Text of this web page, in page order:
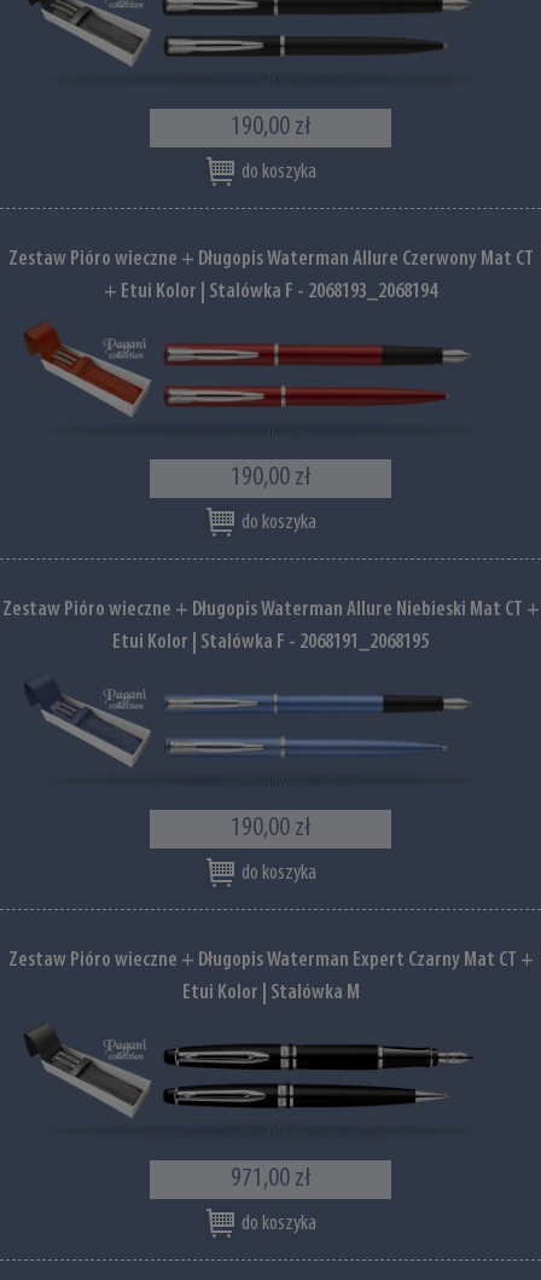
190,00 zł
do koszyka
Zestaw Pióro wieczne + Długopis Waterman Allure Czerwony Mat CT
+ Etui Kolor | Stalówka F - 2068193_2068194
190,00 zł
do koszyka
Zestaw Pióro wieczne + Długopis Waterman Allure Niebieski Mat CT +
Etui Kolor | Stalówka F - 2068191_2068195
190,00 zł
do koszyka
Zestaw Pióro wieczne + Długopis Waterman Expert Czarny Mat CT +
Etui Kolor | Stalówka M
971,00 zł
do koszyka